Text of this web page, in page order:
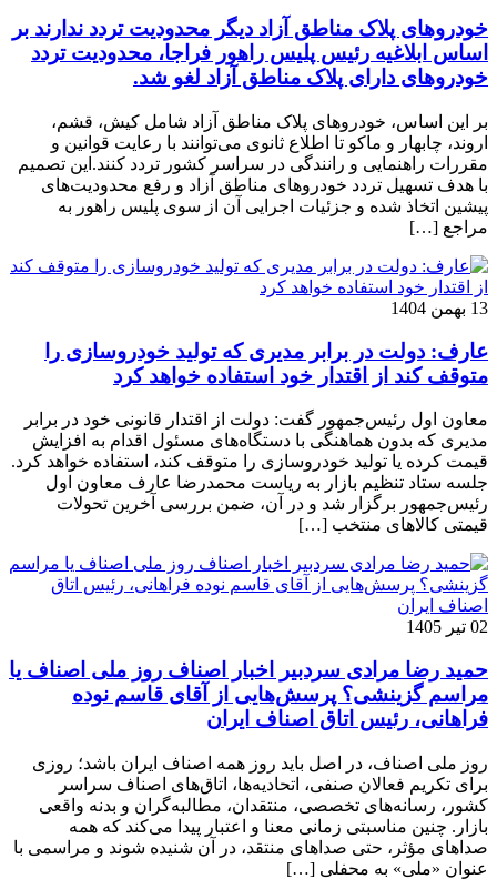
خودروهای پلاک مناطق آزاد دیگر محدودیت تردد ندارند بر
اساس ابلاغیه رئیس پلیس راهور فراجا، محدودیت تردد
خودروهای دارای پلاک مناطق آزاد لغو شد.
بر این اساس، خودروهای پلاک مناطق آزاد شامل کیش، قشم،
اروند، چابهار و ماکو تا اطلاع ثانوی می‌توانند با رعایت قوانین و
مقررات راهنمایی و رانندگی در سراسر کشور تردد کنند.این تصمیم
با هدف تسهیل تردد خودروهای مناطق آزاد و رفع محدودیت‌های
پیشین اتخاذ شده و جزئیات اجرایی آن از سوی پلیس راهور به
مراجع […]
13 بهمن 1404
عارف: دولت در برابر مدیری که تولید خودروسازی را
متوقف کند از اقتدار خود استفاده خواهد کرد
معاون اول رئیس‌جمهور گفت: دولت از اقتدار قانونی خود در برابر
مدیری که بدون هماهنگی با دستگاه‌های مسئول اقدام به افزایش
قیمت کرده یا تولید خودروسازی را متوقف کند، استفاده خواهد کرد.
جلسه ستاد تنظیم بازار به ریاست محمدرضا عارف معاون اول
رئیس‌جمهور برگزار شد و در آن، ضمن بررسی آخرین تحولات
قیمتی کالاهای منتخب […]
02 تیر 1405
حمید رضا مرادی سردبیر اخبار اصناف روز ملی اصناف یا
مراسم گزینشی؟ پرسش‌هایی از آقای قاسم نوده
فراهانی، رئیس اتاق اصناف ایران
روز ملی اصناف، در اصل باید روز همه اصناف ایران باشد؛ روزی
برای تکریم فعالان صنفی، اتحادیه‌ها، اتاق‌های اصناف سراسر
کشور، رسانه‌های تخصصی، منتقدان، مطالبه‌گران و بدنه واقعی
بازار. چنین مناسبتی زمانی معنا و اعتبار پیدا می‌کند که همه
صداهای مؤثر، حتی صداهای منتقد، در آن شنیده شوند و مراسمی با
عنوان «ملی» به محفلی […]